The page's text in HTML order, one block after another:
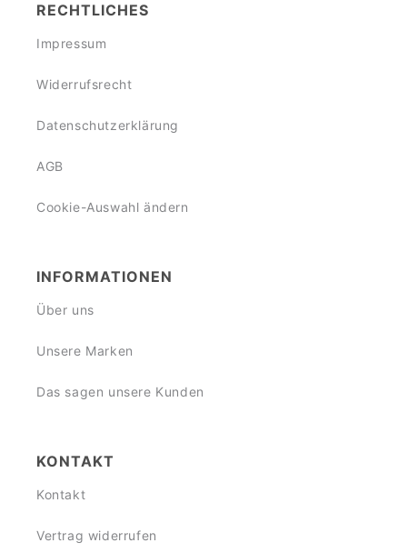
RECHTLICHES
Impressum
Widerrufsrecht
Datenschutzerklärung
AGB
Cookie-Auswahl ändern
INFORMATIONEN
Über uns
Unsere Marken
Das sagen unsere Kunden
KONTAKT
Kontakt
Vertrag widerrufen